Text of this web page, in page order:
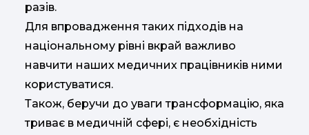
разів.
Для впровадження таких підходів на
національному рівні вкрай важливо
навчити наших медичних працівників ними
користуватися.
Також, беручи до уваги трансформацію, яка
триває в медичній сфері, є необхідність